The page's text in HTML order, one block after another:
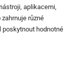
aplikacemi,
různé
poskytnout hodnotné